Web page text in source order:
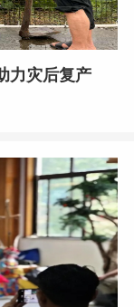
力灾后复产